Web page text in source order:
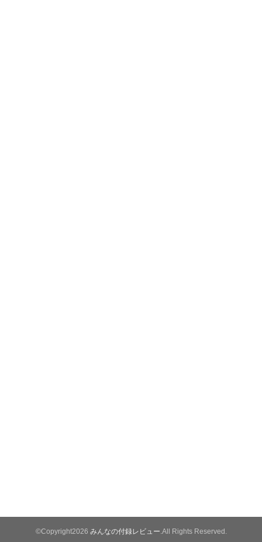
©Copyright2026 みんなの付録レビュー .All Rights Reserved.